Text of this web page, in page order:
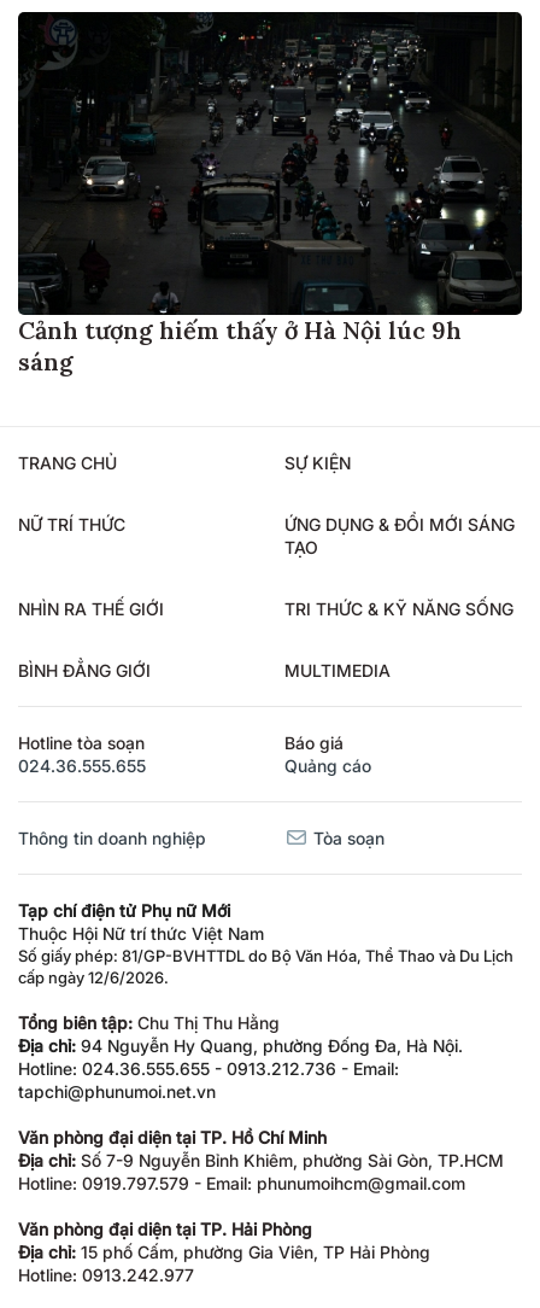
Cảnh tượng hiếm thấy ở Hà Nội lúc 9h
sáng
TRANG CHỦ SỰ KIỆN
NỮ TRÍ THỨC
ỨNG DỤNG & ĐỔI MỚI SÁNG
TẠO
NHÌN RA THẾ GIỚI TRI THỨC & KỸ NĂNG SỐNG
BÌNH ĐẲNG GIỚI MULTIMEDIA
Hotline tòa soạn
024.36.555.655
Báo giá
Quảng cáo
Thông tin doanh nghiệp Tòa soạn
Tạp chí điện tử Phụ nữ Mới
Thuộc Hội Nữ trí thức Việt Nam
Số giấy phép: 81/GP-BVHTTDL do Bộ Văn Hóa, Thể Thao và Du Lịch
cấp ngày 12/6/2026.
Tổng biên tập: Chu Thị Thu Hằng
Địa chỉ: 94 Nguyễn Hy Quang, phường Đống Đa, Hà Nội.
Hotline: 024.36.555.655 - 0913.212.736 - Email:
tapchi@phunumoi.net.vn
Văn phòng đại diện tại TP. Hồ Chí Minh
Địa chỉ: Số 7-9 Nguyễn Bỉnh Khiêm, phường Sài Gòn, TP.HCM
Hotline: 0919.797.579 - Email: phunumoihcm@gmail.com
Văn phòng đại diện tại TP. Hải Phòng
Địa chỉ: 15 phố Cấm, phường Gia Viên, TP Hải Phòng
Hotline: 0913.242.977